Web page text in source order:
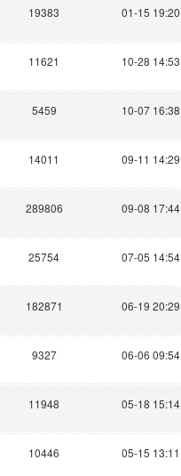
19383 01-15 19:20
11621 10-28 14:53
5459 10-07 16:38
14011 09-11 14:29
289806 09-08 17:44
25754 07-05 14:54
182871 06-19 20:29
9327 06-06 09:54
11948 05-18 15:14
10446 05-15 13:11